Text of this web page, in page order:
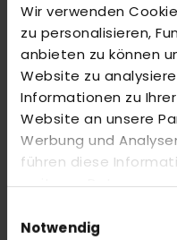
Wir verwenden
zu personalisieren,
anbieten zu können
Website zu
Informationen zu
Website an unsere
Werbung und
führen diese
weiteren Daten
Nutzung der Dienste
Notwendig
mixen, der aber auch ein
Hockeyschläger wird
XB 2 und 1.
MEHR INFORMATIONEN